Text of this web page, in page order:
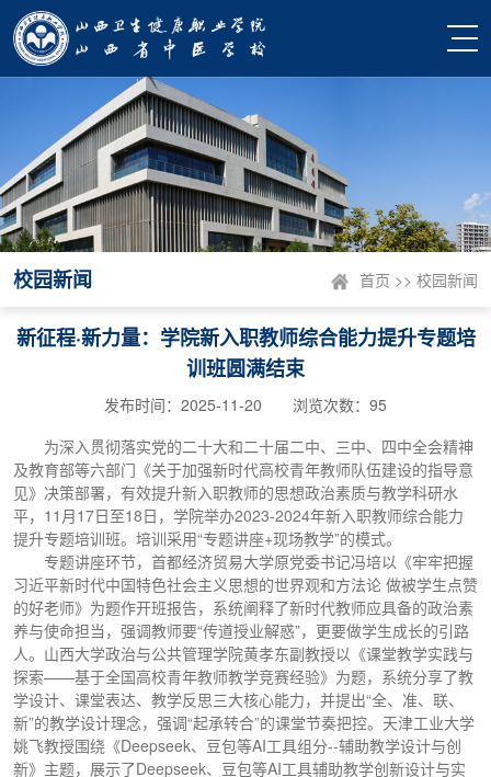
校园新闻 首页 >> 校园新闻
新征程·新力量：学院新入职教师综合能力提升专题培
训班圆满结束
发布时间：2025-11-20 浏览次数： 95
为深入贯彻落实党的二十大和二十届二中、三中、四中全会精神
及教育部等六部门《关于加强新时代高校青年教师队伍建设的指导意
见》决策部署，有效提升新入职教师的思想政治素质与教学科研水
平，11月17日至18日，学院举办2023-2024年新入职教师综合能力
提升专题培训班。培训采用“专题讲座+现场教学”的模式。
专题讲座环节，首都经济贸易大学原党委书记冯培以《牢牢把握
习近平新时代中国特色社会主义思想的世界观和方法论 做被学生点赞
的好老师》为题作开班报告，系统阐释了新时代教师应具备的政治素
养与使命担当，强调教师要“传道授业解惑”，更要做学生成长的引路
人。山西大学政治与公共管理学院黄孝东副教授以《课堂教学实践与
探索——基于全国高校青年教师教学竞赛经验》为题，系统分享了教
学设计、课堂表达、教学反思三大核心能力，并提出“全、准、联、
新”的教学设计理念，强调“起承转合”的课堂节奏把控。天津工业大学
姚飞教授围绕《Deepseek、豆包等AI工具组分--辅助教学设计与创
新》主题，展示了Deepseek、豆包等AI工具辅助教学创新设计与实